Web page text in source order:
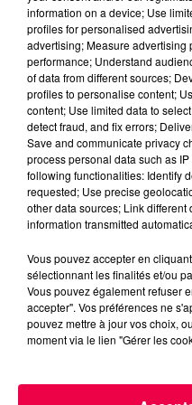
Rien à voir
Griezmann, le
moins
un gaz mortel
charbon lors
Composé à 95
explosif dès
dans l’air.
Le problème,
est invisible,
gaz, mais
Impossible
nez humain.
d’un canari...
oiseaux
information on a device; Use
profiles for personalised
advertising; Measure advertising
performance; Understand
of data from different sources;
profiles to personalise content;
content; Use limited data to
detect fraud, and fix errors;
Save and communicate privacy
process personal data such as
following functionalities: Identify
requested; Use precise
other data sources; Link
information transmitted
Vous pouvez accepter en
sélectionnant les finalités et/ou
Vous pouvez également refuser
accepter". Vos préférences ne
pouvez mettre à jour vos choix,
moment via le lien "Gérer les